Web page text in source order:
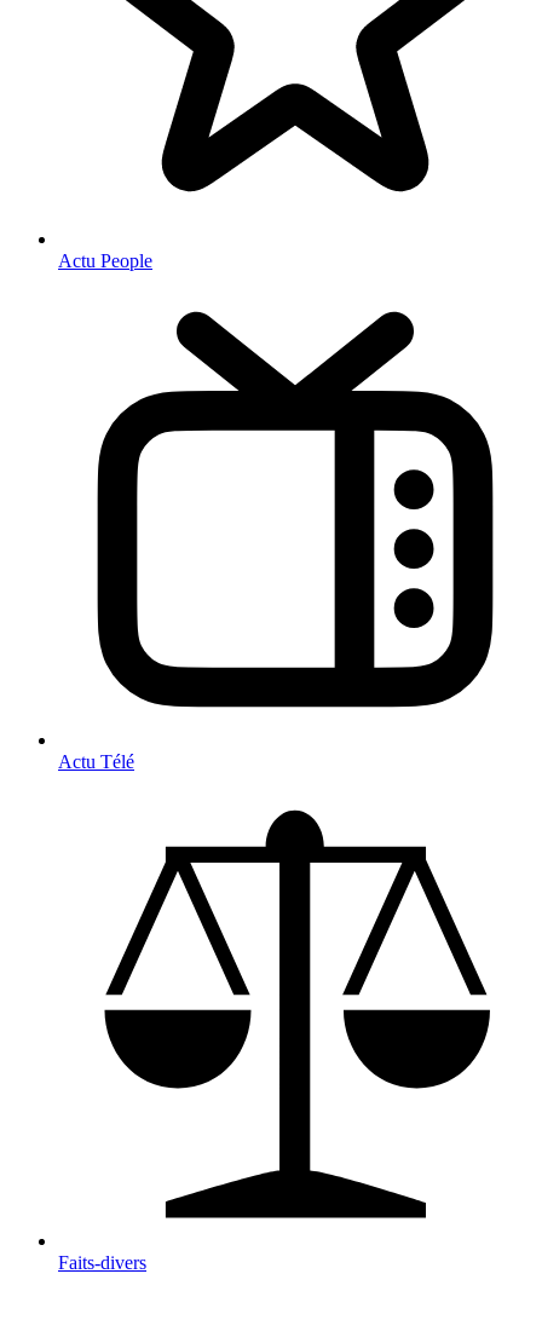
Actu People
Actu Télé
Faits-divers